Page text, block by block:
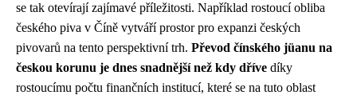
se tak otevírají zajímavé příležitosti. Například rostoucí obliba
českého piva v Číně vytváří prostor pro expanzi českých
pivovarů na tento perspektivní trh. Převod čínského jüanu na
českou korunu je dnes snadnější než kdy dříve díky
rostoucímu počtu finančních institucí, které se na tuto oblast